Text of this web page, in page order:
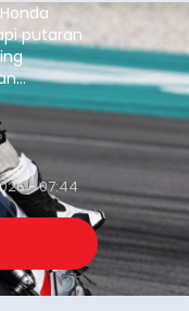
putaran
- 07:44